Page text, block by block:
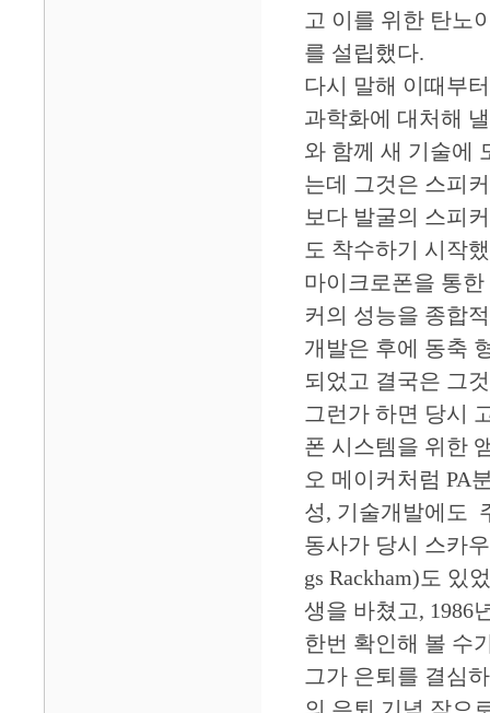
고 이를 위한 탄노
를 설립했다.
다시 말해 이때부
과학화에 대처해
와 함께 새 기술에
는데 그것은 스피
보다 발굴의 스피
도 착수하기 시작
마이크로폰을 통
커의 성능을 종합
개발은 후에 동축
되었고 결국은 그
그런가 하면 당시
폰 시스템을 위한
오 메이커처럼 PA
성, 기술개발에도
동사가 당시 스카
gs Rackham)도 있
생을 바쳤고, 1986
한번 확인해 볼 수
그가 은퇴를 결심